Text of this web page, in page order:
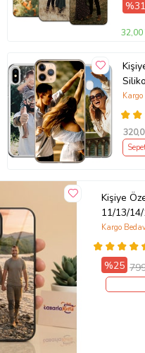
Ürün Kodu:kcm39652887
%31
320
Kişiye
11/13/
Kargo
%25